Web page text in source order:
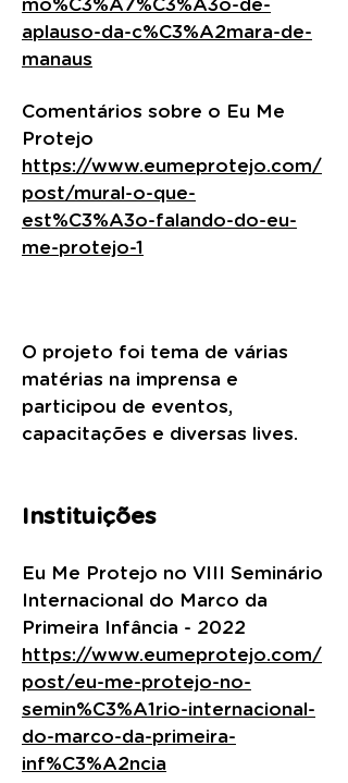
mo%C3%A7%C3%A3o-de-
aplauso-da-c%C3%A2mara-de-
manaus
Comentários sobre o Eu Me
Protejo
https://www.eumeprotejo.com/
post/mural-o-que-
est%C3%A3o-falando-do-eu-
me-protejo-1
O projeto foi tema de várias
matérias na imprensa e
participou de eventos,
capacitações e diversas lives.
Instituições
Eu Me Protejo no VIII Seminário
Internacional do Marco da
Primeira Infância - 2022
https://www.eumeprotejo.com/
post/eu-me-protejo-no-
semin%C3%A1rio-internacional-
do-marco-da-primeira-
inf%C3%A2ncia